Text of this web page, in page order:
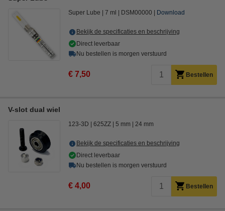
Super Lube 7 ml DSM00000 Download
Bekijk de specificaties en beschrijving
Direct leverbaar
Nu bestellen is morgen verstuurd
€ 7,50 Bestellen
V-slot dual wiel
123-3D 625ZZ 5 mm 24 mm
Bekijk de specificaties en beschrijving
Direct leverbaar
Nu bestellen is morgen verstuurd
€ 4,00 Bestellen